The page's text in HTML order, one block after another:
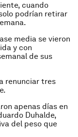
cuando
podrían retirar
media se vieron
y con
de sus
renunciar tres
apenas días en
Duhalde,
del peso que